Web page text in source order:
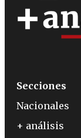
Secciones
Nacionales
+ análisis